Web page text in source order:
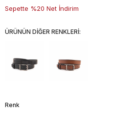
Sepette %20 Net İndirim
ÜRÜNÜN DİĞER RENKLERİ:
Renk